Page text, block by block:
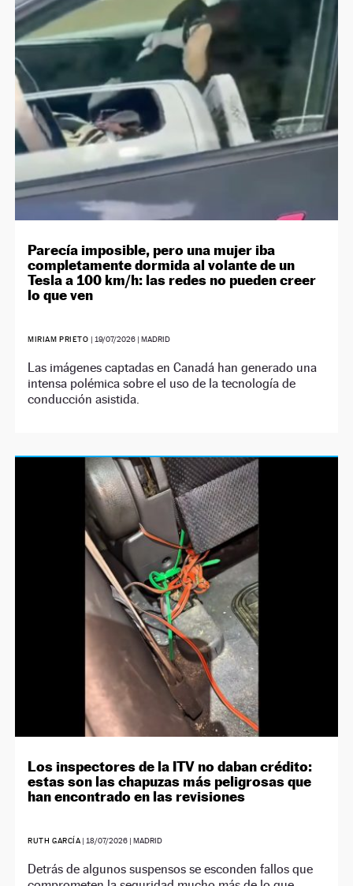
Parecía imposible, pero una mujer iba
completamente dormida al volante de un
Tesla a 100 km/h: las redes no pueden creer
lo que ven
MIRIAM PRIETO | 19/07/2026| MADRID
Las imágenes captadas en Canadá han generado una
intensa polémica sobre el uso de la tecnología de
conducción asistida.
Los inspectores de la ITV no daban crédito:
estas son las chapuzas más peligrosas que
han encontrado en las revisiones
RUTH GARCÍA | 18/07/2026 | MADRID
Detrás de algunos suspensos se esconden fallos que